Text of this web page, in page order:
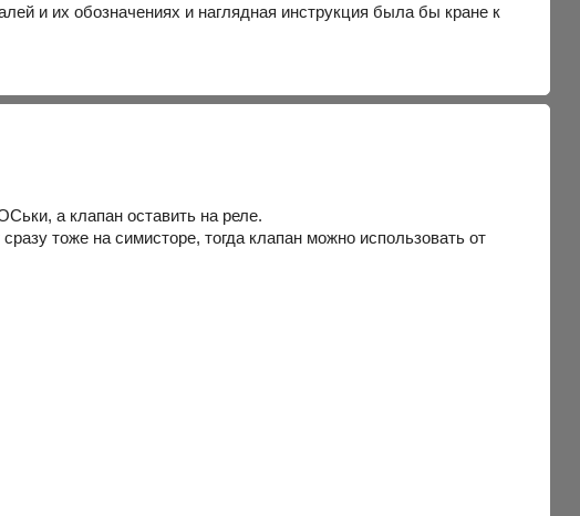
и их обозначениях и наглядная инструкция была бы кране к
а клапан оставить на реле.
тоже на симисторе, тогда клапан можно использовать от